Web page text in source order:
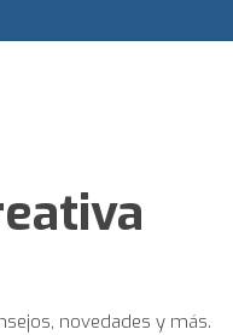
novedades y más.